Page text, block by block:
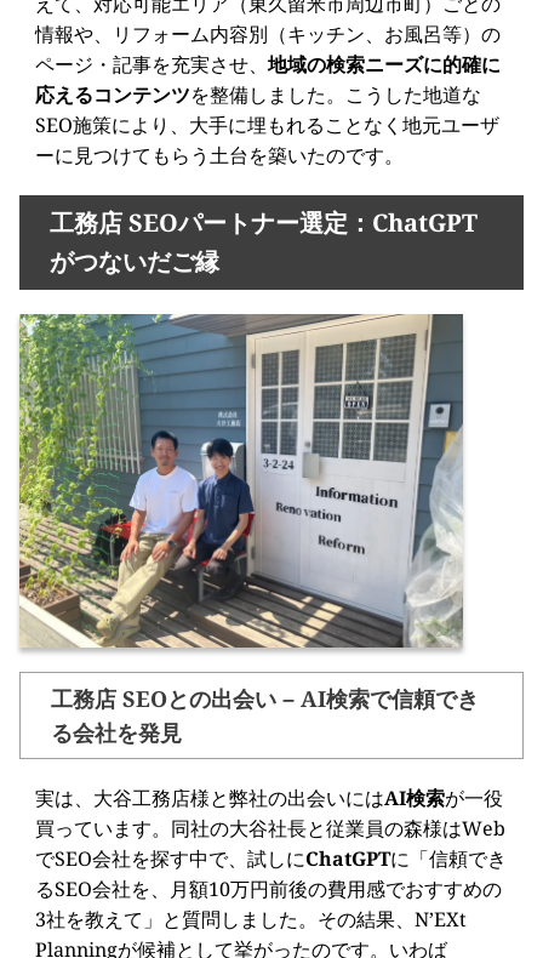
情報や、リフォーム内容別（キッチン、お風呂等）の
ページ・記事を充実させ、 地域の検索ニーズに的確に
応えるコンテンツを整備しました。こうした地道な
SEO施策により、大手に埋もれることなく地元ユーザ
ーに見つけてもらう土台を築いたのです。
工務店 SEOパートナー選定：ChatGPT
がつないだご縁
工務店 SEOとの出会い – AI検索で信頼でき
る会社を発見
実は、大谷工務店様と弊社の出会いにはAI検索が一役
買っています。同社の大谷社長と従業員の森様はWeb
でSEO会社を探す中で、試しにChatGPTに「信頼でき
るSEO会社を、月額10万円前後の費用感でおすすめの
3社を教えて」と質問しました。その結果、N’EXt
Planningが候補として挙がったのです。いわば